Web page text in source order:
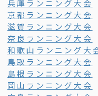
兵庫ランニング大会
京都ランニング大会
滋賀ランニング大会
奈良ランニング大会
和歌山ランニング大
鳥取ランニング大会
島根ランニング大会
岡山ランニング大会